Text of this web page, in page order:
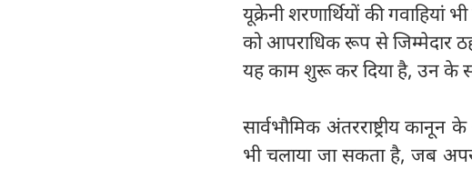
यूक्रेनी शरणार्थियों की गवाहियां
को आपराधिक रूप से जिम्मेदार
यह काम शुरू कर दिया है, उन के
सार्वभौमिक अंतरराष्ट्रीय
भी चलाया जा सकता है, जब